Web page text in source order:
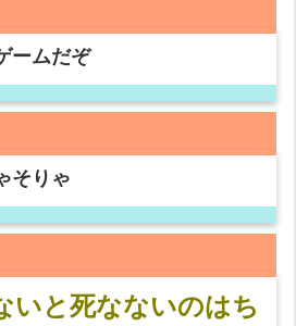
ームだぞ
そりゃ
いと死なないのはち